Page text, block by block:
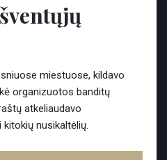
miestuose, kildavo
organizuotos banditų
atkeliaudavo
kitokių nusikaltėlių.